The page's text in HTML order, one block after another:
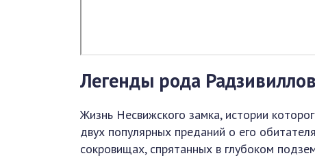
Легенды рода Радзивиллов
Жизнь Несвижского замка, истории
двух популярных преданий о его
сокровищах, спрятанных в глубоком